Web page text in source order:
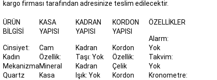
kargo firması tarafından adresinize teslim edilecektir.
ÜRÜN
BILGISI
Cinsiyet:
Kadın
Mekanizma:
Quartz
KASA
YAPISI
Cam
Özellik:
Mineral
Kasa
KADRAN
YAPISI
Kadran
Taşı: Yok
Kadran
Işık: Yok
KORDON
YAPISI
Kordon
Özellik:
Çelik
Kordon
ÖZELLIKLER
Alarm:
Yok
Takvim:
Yok
Kronometre: